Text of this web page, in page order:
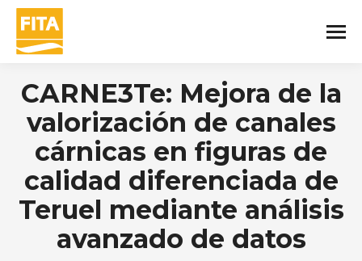
CARNE3Te: Mejora de la
valorización de canales
cárnicas en figuras de
calidad diferenciada de
Teruel mediante análisis
avanzado de datos